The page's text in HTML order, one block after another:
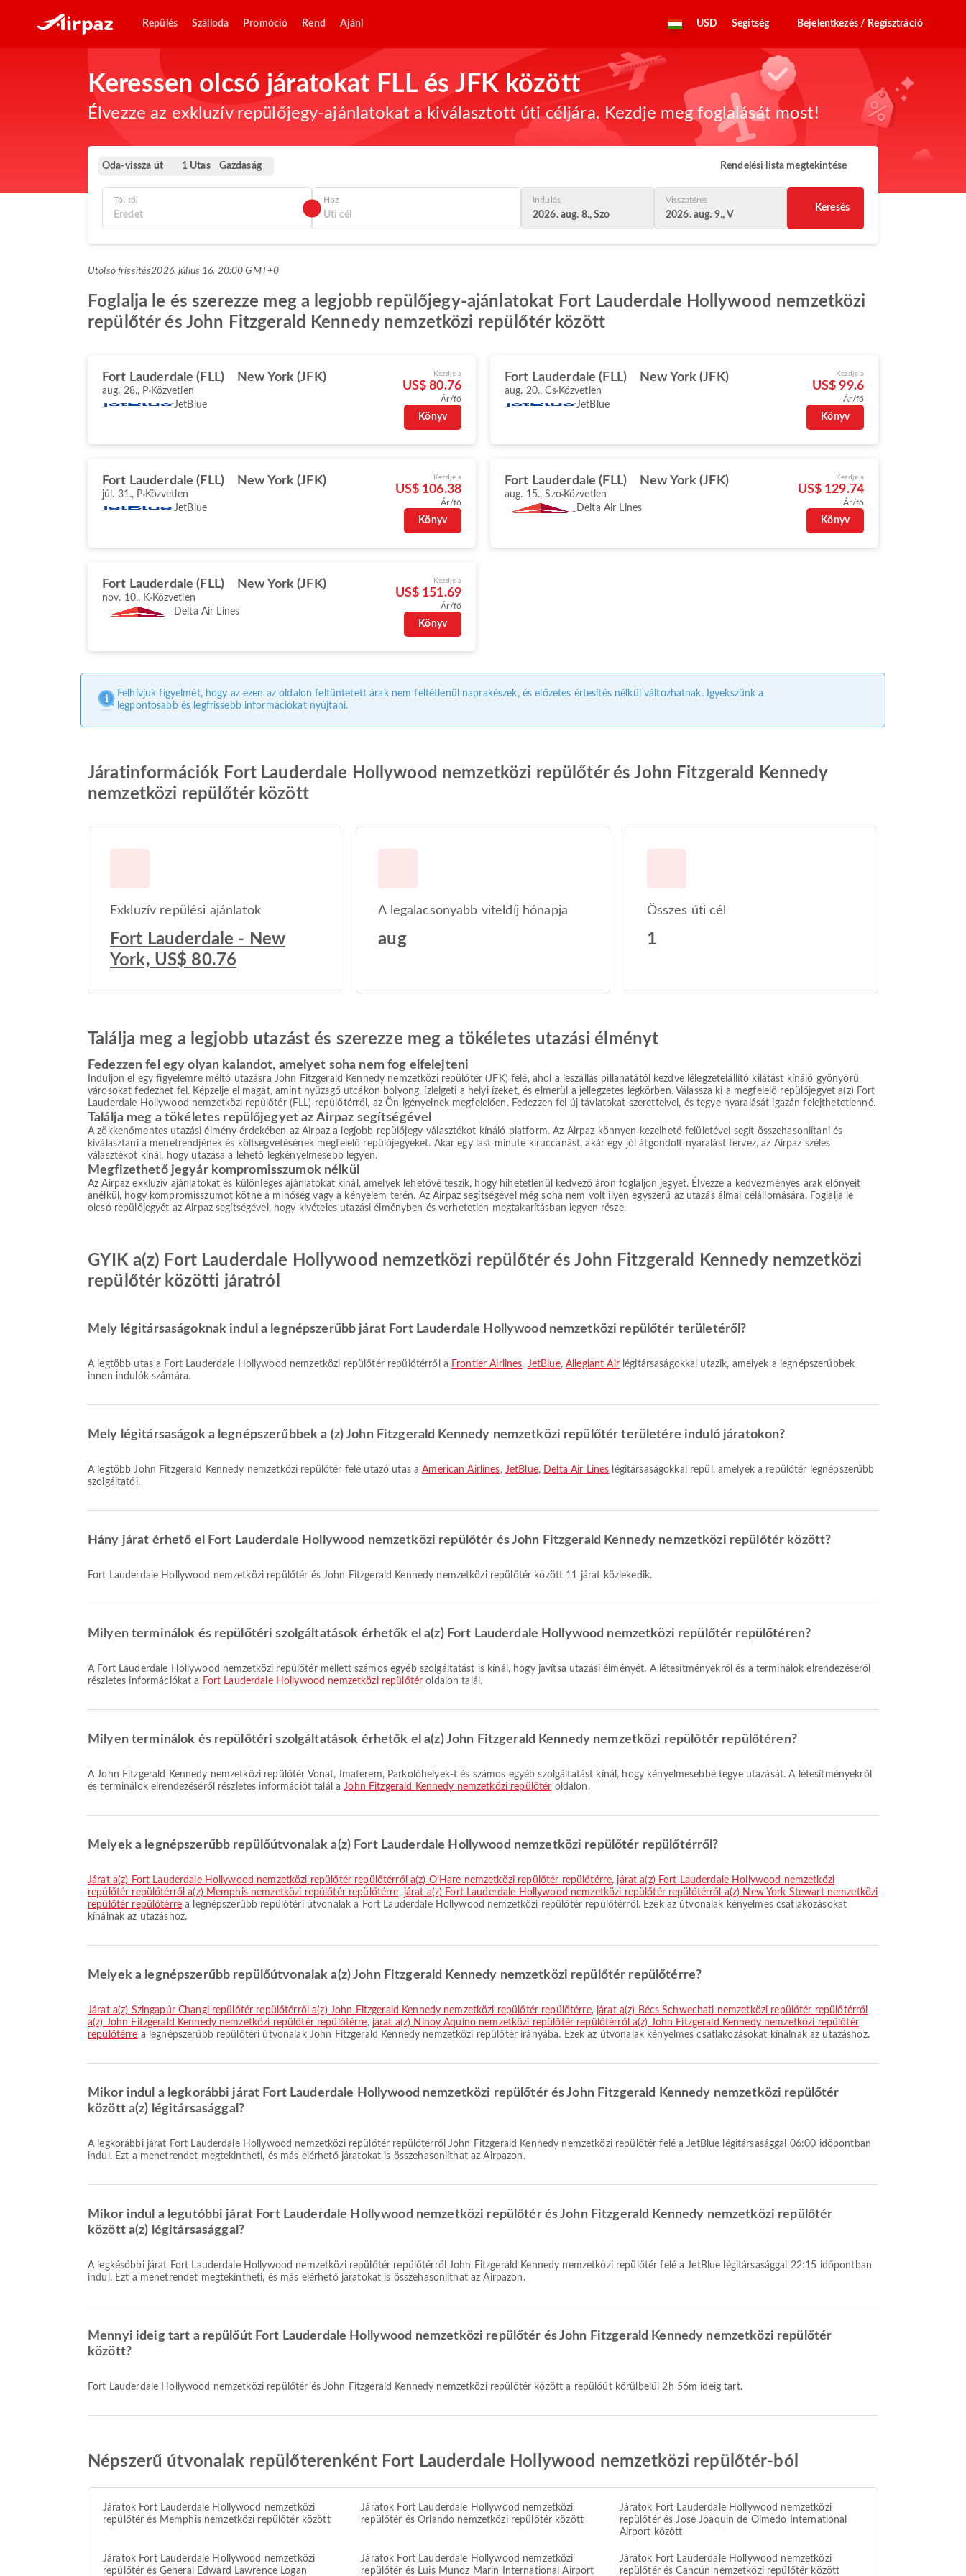
Repülés Szálloda Promóció Rend Ajánl USD Segítség Bejelentkezés / Regisztráció
Keressen olcsó járatokat FLL és JFK között
Élvezze az exkluzív repülőjegy-ajánlatokat a kiválasztott úti céljára. Kezdje meg foglalását most!
Oda-vissza út 1 Utas Gazdaság Rendelési lista megtekintése
Tól től Hoz Indulás
2026. aug. 8., Szo
Visszatérés
2026. aug. 9., V
Keresés
Utolsó frissítés2026. július 16. 20:00 GMT+0
Foglalja le és szerezze meg a legjobb repülőjegy-ajánlatokat Fort Lauderdale Hollywood nemzetközi
repülőtér és John Fitzgerald Kennedy nemzetközi repülőtér között
Fort Lauderdale (FLL) New York (JFK)
aug. 28., P Közvetlen
JetBlue
Kezdje a
US$ 80.76
Ár/fő
Könyv
Fort Lauderdale (FLL) New York (JFK)
aug. 20., Cs Közvetlen
JetBlue
Kezdje a
US$ 99.6
Ár/fő
Könyv
Fort Lauderdale (FLL) New York (JFK)
júl. 31., P Közvetlen
JetBlue
Kezdje a
US$ 106.38
Ár/fő
Könyv
Fort Lauderdale (FLL) New York (JFK)
aug. 15., Szo Közvetlen
Delta Air Lines
Kezdje a
US$ 129.74
Ár/fő
Könyv
Fort Lauderdale (FLL) New York (JFK)
nov. 10., K Közvetlen
Delta Air Lines
Kezdje a
US$ 151.69
Ár/fő
Könyv
Felhívjuk figyelmét, hogy az ezen az oldalon feltüntetett árak nem feltétlenül naprakészek, és előzetes értesítés nélkül változhatnak. Igyekszünk a
legpontosabb és legfrissebb információkat nyújtani.
Járatinformációk Fort Lauderdale Hollywood nemzetközi repülőtér és John Fitzgerald Kennedy
nemzetközi repülőtér között
Exkluzív repülési ajánlatok
Fort Lauderdale - New
York, US$ 80.76
A legalacsonyabb viteldíj hónapja
aug
Összes úti cél
1
Találja meg a legjobb utazást és szerezze meg a tökéletes utazási élményt
Fedezzen fel egy olyan kalandot, amelyet soha nem fog elfelejteni
Induljon el egy figyelemre méltó utazásra John Fitzgerald Kennedy nemzetközi repülőtér (JFK) felé, ahol a leszállás pillanatától kezdve lélegzetelállító kilátást kínáló gyönyörű
városokat fedezhet fel. Képzelje el magát, amint nyüzsgő utcákon bolyong, ízlelgeti a helyi ízeket, és elmerül a jellegzetes légkörben. Válassza ki a megfelelő repülőjegyet a(z) Fort
Lauderdale Hollywood nemzetközi repülőtér (FLL) repülőtérről, az Ön igényeinek megfelelően. Fedezzen fel új távlatokat szeretteivel, és tegye nyaralását igazán felejthetetlenné.
Találja meg a tökéletes repülőjegyet az Airpaz segítségével
A zökkenőmentes utazási élmény érdekében az Airpaz a legjobb repülőjegy-választékot kínáló platform. Az Airpaz könnyen kezelhető felületével segít összehasonlítani és
kiválasztani a menetrendjének és költségvetésének megfelelő repülőjegyeket. Akár egy last minute kiruccanást, akár egy jól átgondolt nyaralást tervez, az Airpaz széles
választékot kínál, hogy utazása a lehető legkényelmesebb legyen.
Megfizethető jegyár kompromisszumok nélkül
Az Airpaz exkluzív ajánlatokat és különleges ajánlatokat kínál, amelyek lehetővé teszik, hogy hihetetlenül kedvező áron foglaljon jegyet. Élvezze a kedvezményes árak előnyeit
anélkül, hogy kompromisszumot kötne a minőség vagy a kényelem terén. Az Airpaz segítségével még soha nem volt ilyen egyszerű az utazás álmai célállomására. Foglalja le
olcsó repülőjegyét az Airpaz segítségével, hogy kivételes utazási élményben és verhetetlen megtakarításban legyen része.
GYIK a(z) Fort Lauderdale Hollywood nemzetközi repülőtér és John Fitzgerald Kennedy nemzetközi
repülőtér közötti járatról
Mely légitársaságoknak indul a legnépszerűbb járat Fort Lauderdale Hollywood nemzetközi repülőtér területéről?
A legtöbb utas a Fort Lauderdale Hollywood nemzetközi repülőtér repülőtérről a Frontier Airlines, JetBlue, Allegiant Airlégitársaságokkal utazik, amelyek a legnépszerűbbek
innen indulók számára.
Mely légitársaságok a legnépszerűbbek a (z) John Fitzgerald Kennedy nemzetközi repülőtér területére induló járatokon?
A legtöbb John Fitzgerald Kennedy nemzetközi repülőtér felé utazó utas aAmerican Airlines, JetBlue, Delta Air Lines légitársaságokkal repül, amelyek a repülőtér legnépszerűbb
szolgáltatói.
Hány járat érhető el Fort Lauderdale Hollywood nemzetközi repülőtér és John Fitzgerald Kennedy nemzetközi repülőtér között?
Fort Lauderdale Hollywood nemzetközi repülőtér és John Fitzgerald Kennedy nemzetközi repülőtér között 11 járat közlekedik.
Milyen terminálok és repülőtéri szolgáltatások érhetők el a(z) Fort Lauderdale Hollywood nemzetközi repülőtér repülőtéren?
A Fort Lauderdale Hollywood nemzetközi repülőtér mellett számos egyéb szolgáltatást is kínál, hogy javítsa utazási élményét. A létesítményekről és a terminálok elrendezéséről
részletes információkat a Fort Lauderdale Hollywood nemzetközi repülőtér oldalon talál.
Milyen terminálok és repülőtéri szolgáltatások érhetők el a(z) John Fitzgerald Kennedy nemzetközi repülőtér repülőtéren?
A John Fitzgerald Kennedy nemzetközi repülőtér Vonat, Imaterem, Parkolóhelyek-t és számos egyéb szolgáltatást kínál, hogy kényelmesebbé tegye utazását. A létesítményekről
és terminálok elrendezéséről részletes információt talál aJohn Fitzgerald Kennedy nemzetközi repülőtér oldalon.
Melyek a legnépszerűbb repülőútvonalak a(z) Fort Lauderdale Hollywood nemzetközi repülőtér repülőtérről?
járat a(z) Fort Lauderdale Hollywood nemzetközi repülőtér repülőtérről a(z) O’Hare nemzetközi repülőtér repülőtérre, járat a(z) Fort Lauderdale Hollywood nemzetközi
repülőtér repülőtérről a(z) Memphis nemzetközi repülőtér repülőtérre, járat a(z) Fort Lauderdale Hollywood nemzetközi repülőtér repülőtérről a(z) New York Stewart nemzetközi
repülőtér repülőtérrea legnépszerűbb repülőtéri útvonalak a Fort Lauderdale Hollywood nemzetközi repülőtér repülőtérről. Ezek az útvonalak kényelmes csatlakozásokat
kínálnak az utazáshoz.
Melyek a legnépszerűbb repülőútvonalak a(z) John Fitzgerald Kennedy nemzetközi repülőtér repülőtérre?
járat a(z) Szingapúr Changi repülőtér repülőtérről a(z) John Fitzgerald Kennedy nemzetközi repülőtér repülőtérre, járat a(z) Bécs Schwechati nemzetközi repülőtér repülőtérről
a(z) John Fitzgerald Kennedy nemzetközi repülőtér repülőtérre, járat a(z) Ninoy Aquino nemzetközi repülőtér repülőtérről a(z) John Fitzgerald Kennedy nemzetközi repülőtér
repülőtérre a legnépszerűbb repülőtéri útvonalak John Fitzgerald Kennedy nemzetközi repülőtér irányába. Ezek az útvonalak kényelmes csatlakozásokat kínálnak az utazáshoz.
Mikor indul a legkorábbi járat Fort Lauderdale Hollywood nemzetközi repülőtér és John Fitzgerald Kennedy nemzetközi repülőtér
között a(z) légitársasággal?
A legkorábbi járat Fort Lauderdale Hollywood nemzetközi repülőtér repülőtérről John Fitzgerald Kennedy nemzetközi repülőtér felé a JetBlue légitársasággal 06:00 időpontban
indul. Ezt a menetrendet megtekintheti, és más elérhető járatokat is összehasonlíthat az Airpazon.
Mikor indul a legutóbbi járat Fort Lauderdale Hollywood nemzetközi repülőtér és John Fitzgerald Kennedy nemzetközi repülőtér
között a(z) légitársasággal?
A legkésőbbi járat Fort Lauderdale Hollywood nemzetközi repülőtér repülőtérről John Fitzgerald Kennedy nemzetközi repülőtér felé a JetBlue légitársasággal 22:15 időpontban
indul. Ezt a menetrendet megtekintheti, és más elérhető járatokat is összehasonlíthat az Airpazon.
Mennyi ideig tart a repülőút Fort Lauderdale Hollywood nemzetközi repülőtér és John Fitzgerald Kennedy nemzetközi repülőtér
között?
Fort Lauderdale Hollywood nemzetközi repülőtér és John Fitzgerald Kennedy nemzetközi repülőtér között a repülőút körülbelül 2h 56m ideig tart.
Népszerű útvonalak repülőterenként Fort Lauderdale Hollywood nemzetközi repülőtér-ból
Járatok Fort Lauderdale Hollywood nemzetközi
repülőtér és Memphis nemzetközi repülőtér között
Járatok Fort Lauderdale Hollywood nemzetközi
repülőtér és Orlando nemzetközi repülőtér között
Járatok Fort Lauderdale Hollywood nemzetközi
repülőtér és Jose Joaquin de Olmedo International
Airport között
Járatok Fort Lauderdale Hollywood nemzetközi
repülőtér és General Edward Lawrence Logan
Járatok Fort Lauderdale Hollywood nemzetközi
repülőtér és Luis Munoz Marin International Airport
Járatok Fort Lauderdale Hollywood nemzetközi
repülőtér és Cancún nemzetközi repülőtér között